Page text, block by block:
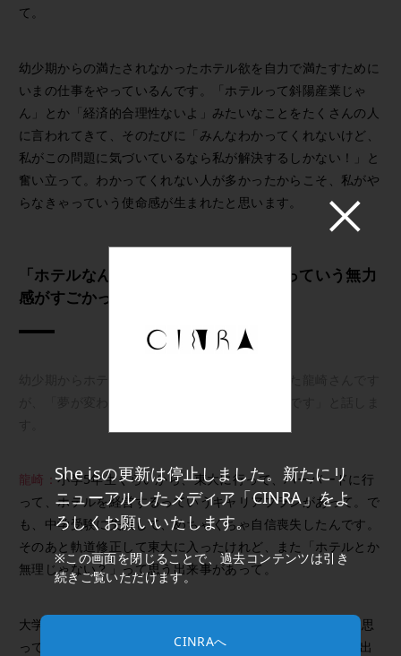
She isの更新は停止しました。新たにリ
ニューアルしたメディア「CINRA」をよ
ろしくお願いいたします。
※この画面を閉じることで、過去コンテンツは引き
続きご覧いただけます。
CINRAへ
て。
幼少期からの満たされなかったホテル欲を自力で満たすために
いまの仕事をやっているんです。「ホテルって斜陽産業じゃ
ん」とか「経済的合理性ないよ」みたいなことをたくさんの人
に言われてきて、そのたびに「みんなわかってくれないけど、
私がこの問題に気づいているなら私が解決するしかない！」と
奮い立って。わかってくれない人が多かったからこそ、私がや
らなきゃっていう使命感が生まれたと思います。
「ホテルなんてぜったい無理じゃん」っていう無力
感がすごかった。
龍崎：小学5年生くらいから、東大に行って、ハーバードに行
って、ホテルを経営するっていうキャリアプランがあって。で
も、中学受験に失敗して、めちゃくちゃ自信喪失したんです。
そのあと軌道修正して東大に入ったけれど、また「ホテルとか
無理じゃない？」って思う出来事があって。
大学1年生のとき、起業のためのビジネス経験を積みたいと思
って、貿易関係の仕事をしているOBの手伝いでおむつの輸出